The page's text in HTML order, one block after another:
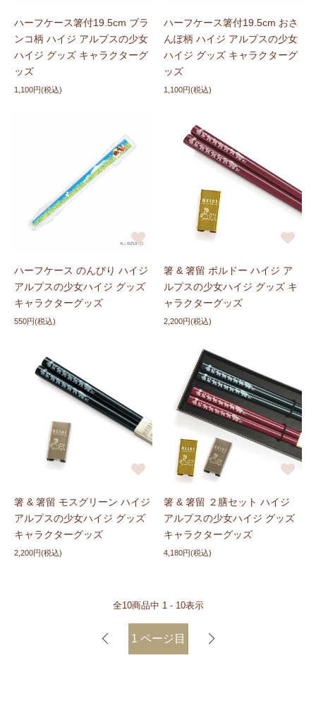
ハーフケース箸付19.5cm ブラ
ンコ柄 ハイジ アルプスの少女
ハイジ グッズ キャラクターグ
ッズ
1,100円(税込)
ハーフケース箸付19.5cm おさ
んぽ柄 ハイジ アルプスの少女
ハイジ グッズ キャラクターグ
ッズ
1,100円(税込)
ハーフケース のんびり ハイジ
アルプスの少女ハイジ グッズ
キャラクターグッズ
550円(税込)
箸 & 箸留 ボルドー ハイジ ア
ルプスの少女ハイジ グッズ キ
ャラクターグッズ
2,200円(税込)
箸 & 箸留 モスグリーン ハイジ
アルプスの少女ハイジ グッズ
キャラクターグッズ
2,200円(税込)
箸 & 箸留 ２膳セット ハイジ
アルプスの少女ハイジ グッズ
キャラクターグッズ
4,180円(税込)
全10商品中 1 - 10表示
1 ページ目